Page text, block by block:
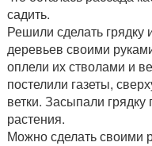
садить.
Решили сделать грядку
деревьев своими
оплели их стволами и
постелили газеты,
ветки. Засыпали
растения.
Можно сделать своими